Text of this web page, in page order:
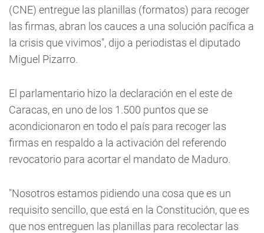
(CNE) entregue las planillas (formatos) para recoger
las firmas, abran los cauces a una solución pacífica a
la crisis que vivimos", dijo a periodistas el diputado
Miguel Pizarro.
El parlamentario hizo la declaración en el este de
Caracas, en uno de los 1.500 puntos que se
acondicionaron en todo el país para recoger las
firmas en respaldo a la activación del referendo
revocatorio para acortar el mandato de Maduro.
"Nosotros estamos pidiendo una cosa que es un
requisito sencillo, que está en la Constitución, que es
que nos entreguen las planillas para recolectar las